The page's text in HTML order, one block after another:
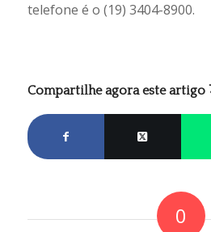
telefone é o (19) 3404-8900.
Compartilhe agora este artigo
0